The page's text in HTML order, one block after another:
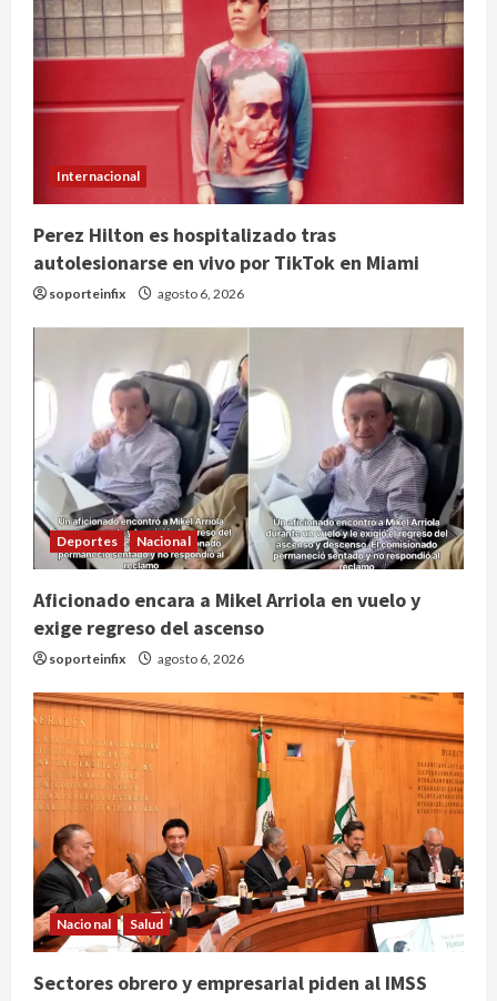
Internacional
Perez Hilton es hospitalizado tras
autolesionarse en vivo por TikTok en Miami
soporteinfix agosto 6, 2026
Deportes Nacional
Aficionado encara a Mikel Arriola en vuelo y
exige regreso del ascenso
soporteinfix agosto 6, 2026
Nacional Salud
Sectores obrero y empresarial piden al IMSS